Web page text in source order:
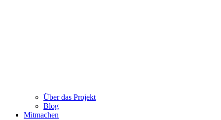
Über das Projekt
Blog
Mitmachen